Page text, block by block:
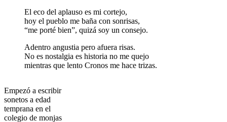
El eco del aplauso es mi cortejo,
hoy el pueblo me baña con sonrisas,
“me porté bien”, quizá soy un consejo.
Adentro angustia pero afuera risas.
No es nostalgia es historia no me quejo
mientras que lento Cronos me hace trizas.
Empezó a escribir
sonetos a edad
temprana en el
colegio de monjas